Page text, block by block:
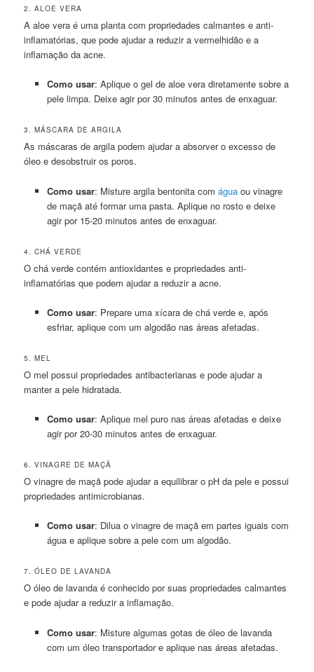
2. ALOE VERA
A aloe vera é uma planta com propriedades calmantes e anti-
inflamatórias, que pode ajudar a reduzir a vermelhidão e a
inflamação da acne.
Como usar: Aplique o gel de aloe vera diretamente sobre a
pele limpa. Deixe agir por 30 minutos antes de enxaguar.
3. MÁSCARA DE ARGILA
As máscaras de argila podem ajudar a absorver o excesso de
óleo e desobstruir os poros.
Como usar: Misture argila bentonita com águaou vinagre
de maçã até formar uma pasta. Aplique no rosto e deixe
agir por 15-20 minutos antes de enxaguar.
4. CHÁ VERDE
O chá verde contém antioxidantes e propriedades anti-
inflamatórias que podem ajudar a reduzir a acne.
Como usar: Prepare uma xícara de chá verde e, após
esfriar, aplique com um algodão nas áreas afetadas.
5. MEL
O mel possui propriedades antibacterianas e pode ajudar a
manter a pele hidratada.
Como usar: Aplique mel puro nas áreas afetadas e deixe
agir por 20-30 minutos antes de enxaguar.
6. VINAGRE DE MAÇÃ
O vinagre de maçã pode ajudar a equilibrar o pH da pele e possui
propriedades antimicrobianas.
Como usar: Dilua o vinagre de maçã em partes iguais com
água e aplique sobre a pele com um algodão.
7. ÓLEO DE LAVANDA
O óleo de lavanda é conhecido por suas propriedades calmantes
e pode ajudar a reduzir a inflamação.
Como usar: Misture algumas gotas de óleo de lavanda
com um óleo transportador e aplique nas áreas afetadas.